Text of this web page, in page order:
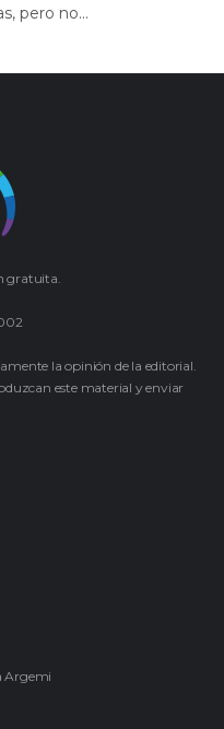
pero no...
gratuita.
la opinión de la editorial.
este material y enviar
Argemi